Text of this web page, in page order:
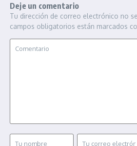
Deje un comentario
Tu dirección de correo electrónico no
campos obligatorios están marcados